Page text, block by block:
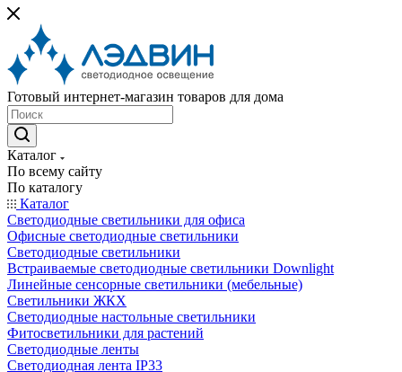
Готовый интернет-магазин товаров для дома
Каталог
По всему сайту
По каталогу
Каталог
Светодиодные светильники для офиса
Офисные светодиодные светильники
Светодиодные светильники
Встраиваемые светодиодные светильники Downlight
Линейные сенсорные светильники (мебельные)
Светильники ЖКХ
Светодиодные настольные светильники
Фитосветильники для растений
Светодиодные ленты
Светодиодная лента IP33